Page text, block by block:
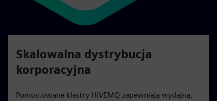
Skalowalna dystrybucja
korporacyjna
Pomostowane klastry HiVEMQ zapewniają wydajną,